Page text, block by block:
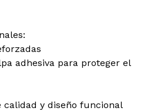
adhesiva para proteger el
calidad y diseño funcional